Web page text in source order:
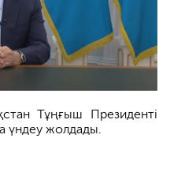
Тұңғыш Президенті
үндеу жолдады.